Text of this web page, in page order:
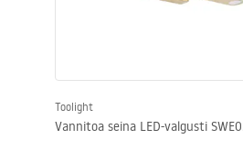
Toolight
Vannitoa seina LED-valgusti